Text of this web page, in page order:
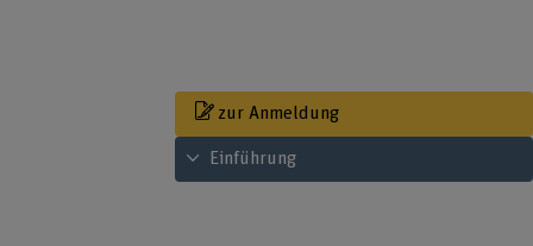
zur Anmeldung
Inhaltsverzeichnis ansehen
Einführung